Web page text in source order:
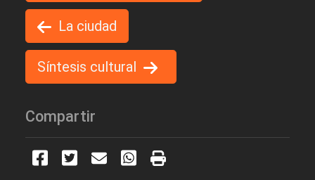
La ciudad
Síntesis cultural
Compartir